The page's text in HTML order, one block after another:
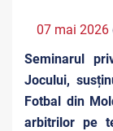
07 mai 2026
Seminarul
Jocului,
Fotbal din
arbitrilor pe